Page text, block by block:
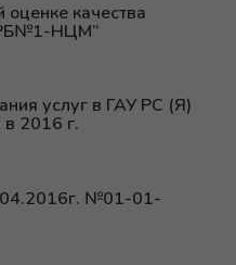
качества
НЦМ”
услуг в ГАУ РС (Я)
2016 г.
№01-01-